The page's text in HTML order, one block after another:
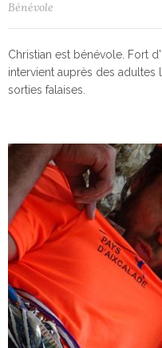
Bénévole
Christian est bénévole. Fort
intervient auprès des
sorties falaises.